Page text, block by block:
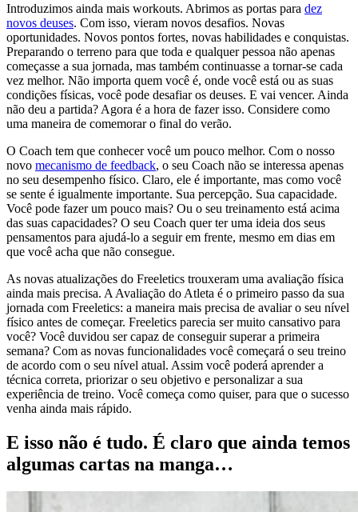
Introduzimos ainda mais workouts. Abrimos as portas para dez
novos deuses. Com isso, vieram novos desafios. Novas
oportunidades. Novos pontos fortes, novas habilidades e conquistas.
Preparando o terreno para que toda e qualquer pessoa não apenas
começasse a sua jornada, mas também continuasse a tornar-se cada
vez melhor. Não importa quem você é, onde você está ou as suas
condições físicas, você pode desafiar os deuses. E vai vencer. Ainda
não deu a partida? Agora é a hora de fazer isso. Considere como
uma maneira de comemorar o final do verão.
O Coach tem que conhecer você um pouco melhor. Com o nosso
novo mecanismo de feedback, o seu Coach não se interessa apenas
no seu desempenho físico. Claro, ele é importante, mas como você
se sente é igualmente importante. Sua percepção. Sua capacidade.
Você pode fazer um pouco mais? Ou o seu treinamento está acima
das suas capacidades? O seu Coach quer ter uma ideia dos seus
pensamentos para ajudá-lo a seguir em frente, mesmo em dias em
que você acha que não consegue.
As novas atualizações do Freeletics trouxeram uma avaliação física
ainda mais precisa. A Avaliação do Atleta é o primeiro passo da sua
jornada com Freeletics: a maneira mais precisa de avaliar o seu nível
físico antes de começar. Freeletics parecia ser muito cansativo para
você? Você duvidou ser capaz de conseguir superar a primeira
semana? Com as novas funcionalidades você começará o seu treino
de acordo com o seu nível atual. Assim você poderá aprender a
técnica correta, priorizar o seu objetivo e personalizar a sua
experiência de treino. Você começa como quiser, para que o sucesso
venha ainda mais rápido.
E isso não é tudo. É claro que ainda temos
algumas cartas na manga…